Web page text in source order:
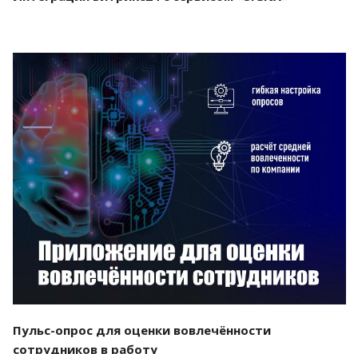
Смотреть проект
Пульс-опрос для оценки вовлечённости
сотрудников в работу